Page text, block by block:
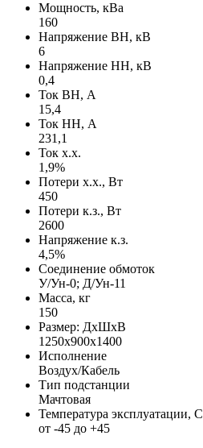
Мощность, кВа
160
Напряжение ВН, кВ
6
Напряжение НН, кВ
0,4
Ток ВН, А
15,4
Ток НН, А
231,1
Ток х.х.
1,9%
Потери х.х., Вт
450
Потери к.з., Вт
2600
Напряжение к.з.
4,5%
Соединение обмоток
У/Ун-0; Д/Ун-11
Масса, кг
150
Размер: ДхШхВ
1250х900х1400
Исполнение
Воздух/Кабель
Тип подстанции
Мачтовая
Температура эксплуатации, С
от -45 до +45